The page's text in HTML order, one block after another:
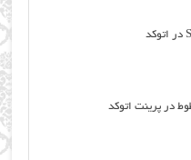
در پرینت اتوکد